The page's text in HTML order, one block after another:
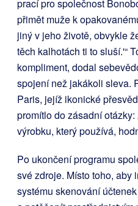
prací pro společnost
přimět muže k
jiný v jeho životě, obvykle
těch kalhotách ti to sluší.'“
kompliment, dodal
spojení než jakákoli sleva.
Paris, jejíž ikonické
promítlo do zásadní
výrobku, který používá,
Po ukončení programu
své zdroje. Místo toho, aby
systému skenování